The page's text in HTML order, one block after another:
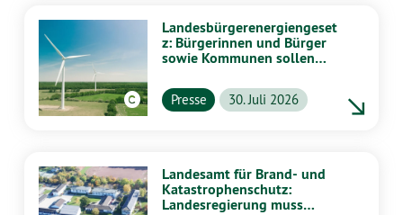
Landesbürgerenergiengeset
z: Bürgerinnen und Bürger
sowie Kommunen sollen
profitieren
Presse 30. Juli 2026
Landesamt für Brand- und
Katastrophenschutz:
Landesregierung muss